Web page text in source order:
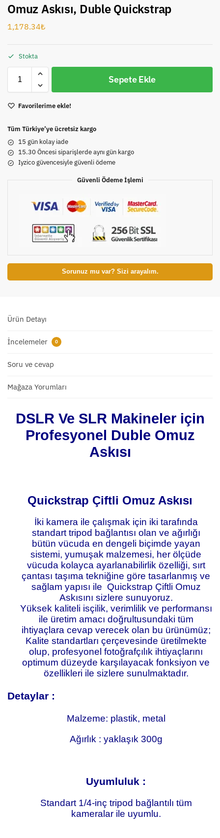
Omuz Askısı, Duble Quickstrap
1,178.34₺
Stokta
Sepete Ekle
Favorilerime ekle!
Tüm Türkiye’ye ücretsiz kargo
15 gün kolay iade
15.30 Öncesi siparişlerde aynı gün kargo
Iyzico güvencesiyle güvenli ödeme
Güvenli Ödeme İşlemi
Sorunuz mu var? Sizi arayalım.
Ürün Detayı
İncelemeler 0
Soru ve cevap
Mağaza Yorumları
DSLR Ve SLR Makineler için
Profesyonel Duble Omuz
Askısı
Quickstrap Çiftli Omuz Askısı
İki kamera ile çalışmak için iki tarafında
standart tripod bağlantısı olan ve ağırlığı
bütün vücuda en dengeli biçimde yayan
sistemi, yumuşak malzemesi, her ölçüde
vücuda kolayca ayarlanabilirlik özelliği, sırt
çantası taşıma tekniğine göre tasarlanmış ve
sağlam yapısı ile Quickstrap Çiftli Omuz
Askısını sizlere sunuyoruz.
Yüksek kaliteli isçilik, verimlilik ve performansı
ile üretim amacı doğrultusundaki tüm
ihtiyaçlara cevap verecek olan bu ürünümüz;
Kalite standartları çerçevesinde üretilmekte
olup, profesyonel fotoğrafçılık ihtiyaçlarını
optimum düzeyde karşılayacak fonksiyon ve
özellikleri ile sizlere sunulmaktadır.
Detaylar :
Malzeme: plastik, metal
Ağırlık : yaklaşık 300g
Uyumluluk :
Standart 1/4-inç tripod bağlantılı tüm
kameralar ile uyumlu.